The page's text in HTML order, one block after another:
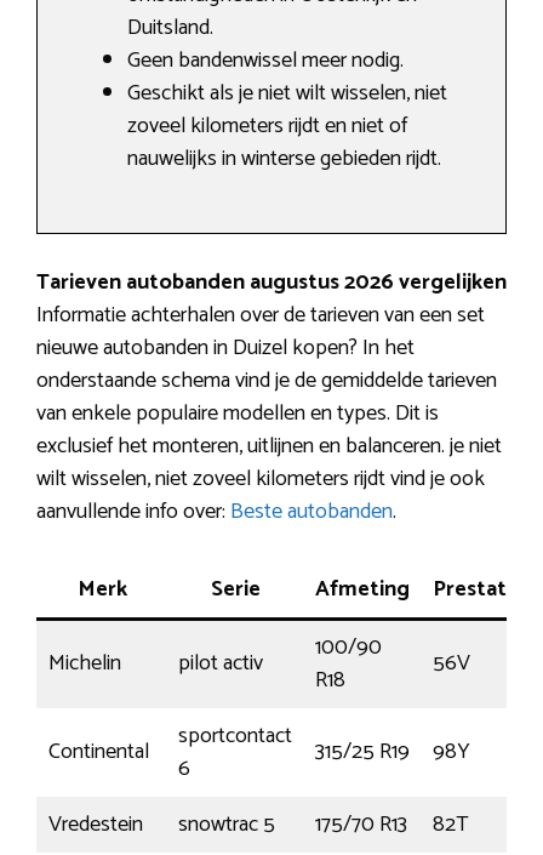
Duitsland.
Geen bandenwissel meer nodig.
Geschikt als je niet wilt wisselen, niet
zoveel kilometers rijdt en niet of
nauwelijks in winterse gebieden rijdt.
Tarieven autobanden augustus 2026 vergelijken
Informatie achterhalen over de tarieven van een set
nieuwe autobanden in Duizel kopen? In het
onderstaande schema vind je de gemiddelde tarieven
van enkele populaire modellen en types. Dit is
exclusief het monteren, uitlijnen en balanceren. je niet
wilt wisselen, niet zoveel kilometers rijdt vind je ook
aanvullende info over: Beste autobanden.
Merk Serie Afmeting Prestatie
Michelin pilot activ
100/90
R18
56V
Continental
sportcontact
6
315/25 R19
98Y
Vredestein
snowtrac 5 175/70 R13
82T